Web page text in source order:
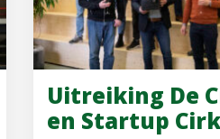
Uitreiking De
en Startup